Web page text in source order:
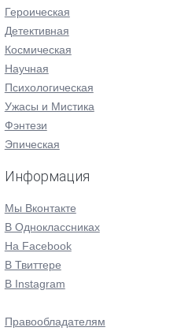
Героическая
Детективная
Космическая
Научная
Психологическая
Ужасы и Мистика
Фэнтези
Эпическая
Информация
Мы Вконтакте
В Одноклассниках
На Facebook
В Твиттере
В Instagram
Правообладателям